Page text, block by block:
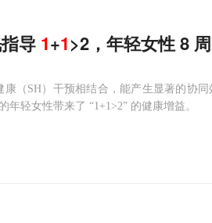
导 1+1>2，年轻女性 8
（SH）干预相结合，能产生显著的协
轻女性带来了 “1+1>2” 的健康增益。